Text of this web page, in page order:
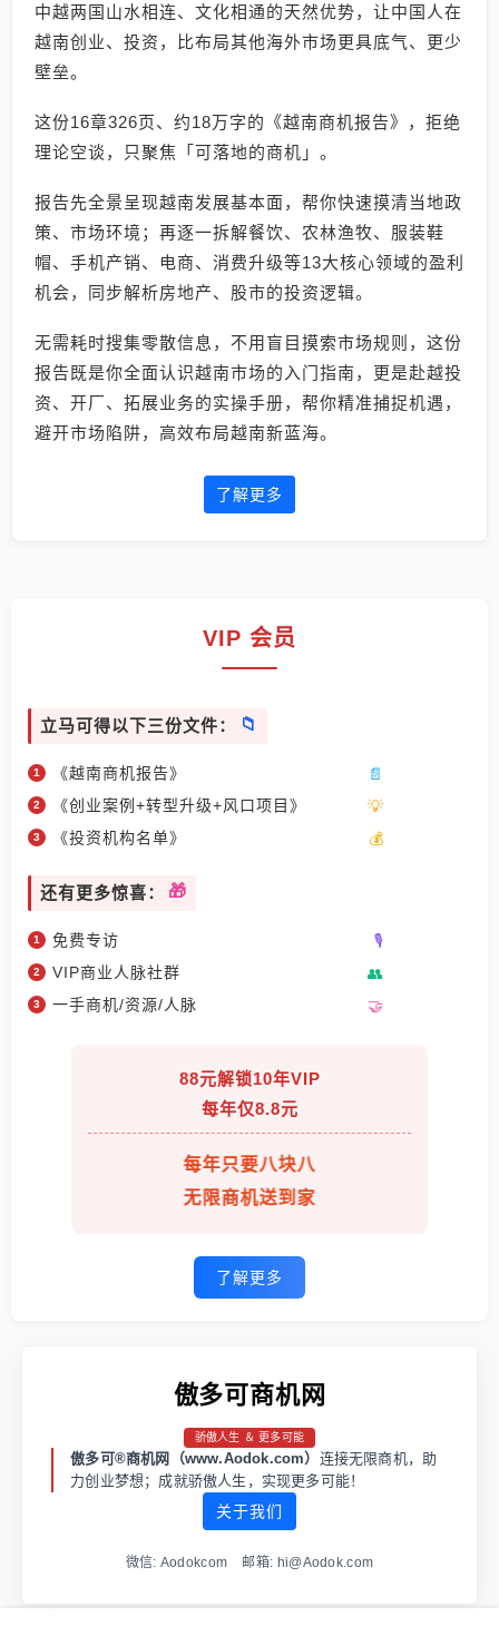
中越两国山水相连、文化相通的天然优势，让中国人在
越南创业、投资，比布局其他海外市场更具底气、更少
壁垒。
这份16章326页、约18万字的《越南商机报告》，拒绝
理论空谈，只聚焦「可落地的商机」。
报告先全景呈现越南发展基本面，帮你快速摸清当地政
策、市场环境；再逐一拆解餐饮、农林渔牧、服装鞋
帽、手机产销、电商、消费升级等13大核心领域的盈利
机会，同步解析房地产、股市的投资逻辑。
无需耗时搜集零散信息，不用盲目摸索市场规则，这份
报告既是你全面认识越南市场的入门指南，更是赴越投
资、开厂、拓展业务的实操手册，帮你精准捕捉机遇，
避开市场陷阱，高效布局越南新蓝海。
了解更多
VIP 会员
立马可得以下三份文件：
《越南商机报告》
《创业案例+转型升级+风口项目》
《投资机构名单》
还有更多惊喜：
免费专访
VIP商业人脉社群
一手商机/资源/人脉
88元解锁10年VIP
每年仅8.8元
每年只要八块八
无限商机送到家
了解更多
傲多可商机网
骄傲人生 ＆ 更多可能
傲多可®商机网（www.Aodok.com） 连接无限商机，助
力创业梦想；成就骄傲人生，实现更多可能！
关于我们
微信: Aodokcom 邮箱: hi@Aodok.com